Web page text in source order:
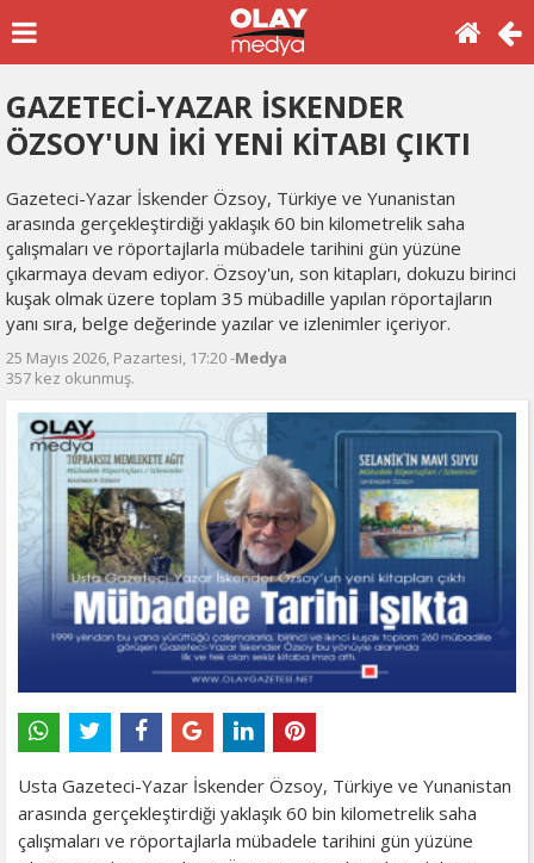
GAZETECİ-YAZAR İSKENDER
ÖZSOY'UN İKİ YENİ KİTABI ÇIKTI
Gazeteci-Yazar İskender Özsoy, Türkiye ve Yunanistan
arasında gerçekleştirdiği yaklaşık 60 bin kilometrelik saha
çalışmaları ve röportajlarla mübadele tarihini gün yüzüne
çıkarmaya devam ediyor. Özsoy'un, son kitapları, dokuzu birinci
kuşak olmak üzere toplam 35 mübadille yapılan röportajların
yanı sıra, belge değerinde yazılar ve izlenimler içeriyor.
25 Mayıs 2026, Pazartesi, 17:20 -Medya
357 kez okunmuş.
Usta Gazeteci-Yazar İskender Özsoy, Türkiye ve Yunanistan
arasında gerçekleştirdiği yaklaşık 60 bin kilometrelik saha
çalışmaları ve röportajlarla mübadele tarihini gün yüzüne